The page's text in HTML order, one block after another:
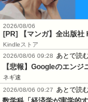
2026/08/06
[PR] 【マンガ】全出版
Kindleストア
2026/08/06 09:28
あとで読
【悲報】Googleのエンジ
ネギ速
2026/08/06 09:27
あとで読